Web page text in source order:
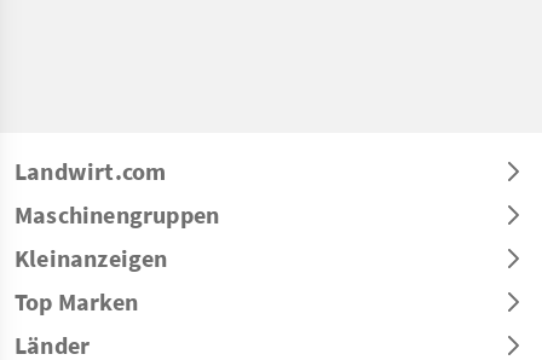
Landwirt.com
Maschinengruppen
Kleinanzeigen
Top Marken
Länder